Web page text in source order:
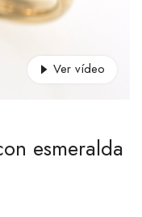
Ver vídeo
esmeralda